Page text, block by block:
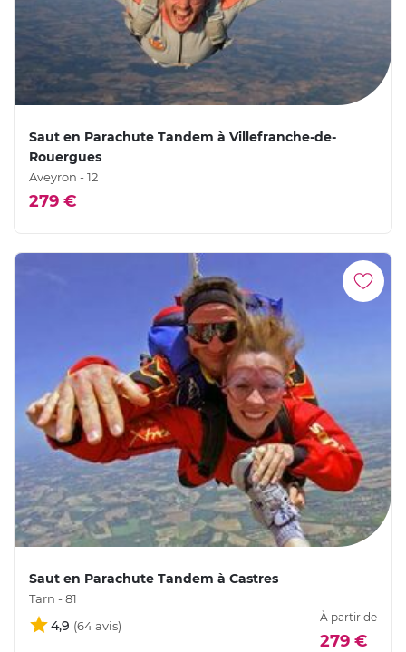
Saut en Parachute Tandem à Villefranche-de-
Rouergues
Aveyron - 12
279 €
Saut en Parachute Tandem à Castres
Tarn - 81
4,9
À partir de
279 €